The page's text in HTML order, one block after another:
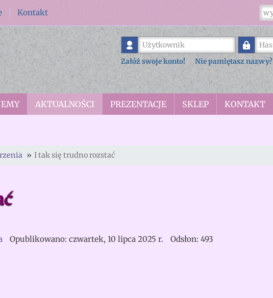
Kontakt
Użytkownik Hasło
Załóż swoje konto! Nie pamiętasz nazwy?
AKTUALNOŚCI PREZENTACJE SKLEP KONTAKT
I tak się trudno rozstać
Opublikowano: czwartek, 10 lipca 2025 r. Odsłon: 493